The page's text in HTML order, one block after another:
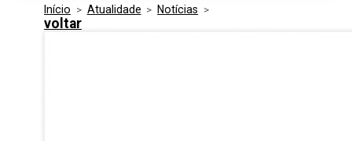
Segurança
Media Kit
Eventos
Início > Atualidade > Notícias >
voltar